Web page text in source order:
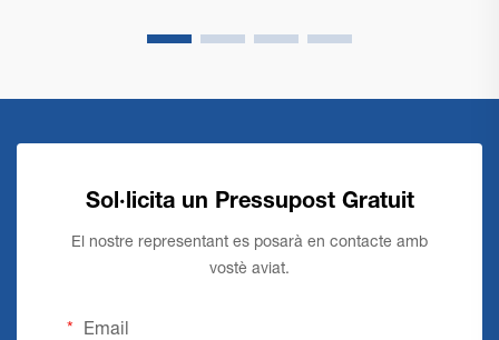
Sol·licita un Pressupost Gratuit
El nostre representant es posarà en contacte amb
vostè aviat.
Email